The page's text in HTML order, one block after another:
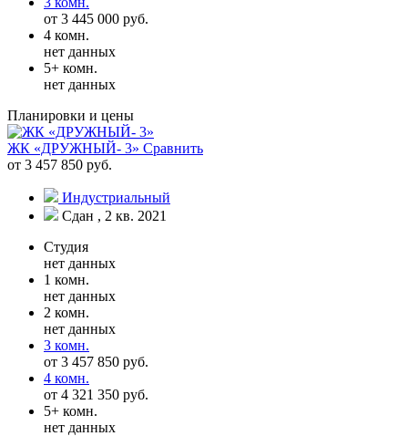
от 3 445 000 руб.
4 комн.
нет данных
5+ комн.
нет данных
Планировки и цены
ЖК «ДРУЖНЫЙ- 3» Сравнить
от 3 457 850 руб.
Индустриальный
Сдан , 2 кв. 2021
Студия
нет данных
1 комн.
нет данных
2 комн.
нет данных
3 комн.
от 3 457 850 руб.
4 комн.
от 4 321 350 руб.
5+ комн.
нет данных